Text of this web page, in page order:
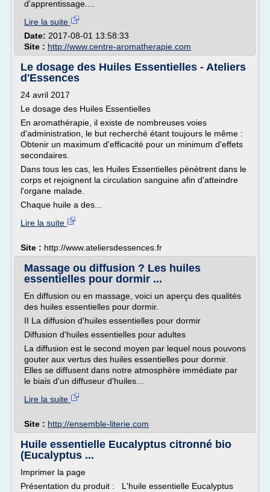
d'apprentissage....
Lire la suite
Date: 2017-08-01 13:58:33
Site : http://www.centre-aromatherapie.com
Le dosage des Huiles Essentielles - Ateliers
d'Essences
24 avril 2017
Le dosage des Huiles Essentielles
En aromathérapie, il existe de nombreuses voies
d'administration, le but recherché étant toujours le même :
Obtenir un maximum d'efficacité pour un minimum d'effets
secondaires.
Dans tous les cas, les Huiles Essentielles pénètrent dans le
corps et rejoignent la circulation sanguine afin d'atteindre
l'organe malade.
Chaque huile a des...
Lire la suite
Site : http://www.ateliersdessences.fr
Massage ou diffusion ? Les huiles
essentielles pour dormir ...
En diffusion ou en massage, voici un aperçu des qualités
des huiles essentielles pour dormir.
II La diffusion d'huiles essentielles pour dormir
Diffusion d'huiles essentielles pour adultes
La diffusion est le second moyen par lequel nous pouvons
gouter aux vertus des huiles essentielles pour dormir.
Elles se diffusent dans notre atmosphère immédiate par
le biais d'un diffuseur d'huiles...
Lire la suite
Site : http://ensemble-literie.com
Huile essentielle Eucalyptus citronné bio
(Eucalyptus ...
Imprimer la page
Présentation du produit : L'huile essentielle Eucalyptus